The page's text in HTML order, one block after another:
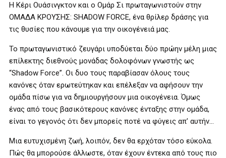
Η Κέρι Ουάσινγκτον και ο Ομάρ Σι πρωταγωνιστούν στην
ΟΜΑΔΑ ΚΡΟΥΣΗΣ: SHADOW FORCE, ένα θρίλερ δράσης για
τις θυσίες που κάνουμε για την οικογένειά μας.
Το πρωταγωνιστικό ζευγάρι υποδύεται δύο πρώην μέλη μιας
επίλεκτης διεθνούς μονάδας δολοφόνων γνωστής ως
“Shadow Force”. Οι δυο τους παραβίασαν όλους τους
κανόνες όταν ερωτεύτηκαν και επέλεξαν να αφήσουν την
ομάδα πίσω για να δημιουργήσουν μια οικογένεια. Όμως
ένας από τους βασικότερους κανόνες ένταξης στην ομάδα,
είναι το γεγονός ότι δεν μπορείς ποτέ να φύγεις απ’ αυτήν…
Μια ευτυχισμένη ζωή, λοιπόν, δεν θα ερχόταν τόσο εύκολα.
Πώς θα μπορούσε άλλωστε, όταν έχουν έντεκα από τους πιο